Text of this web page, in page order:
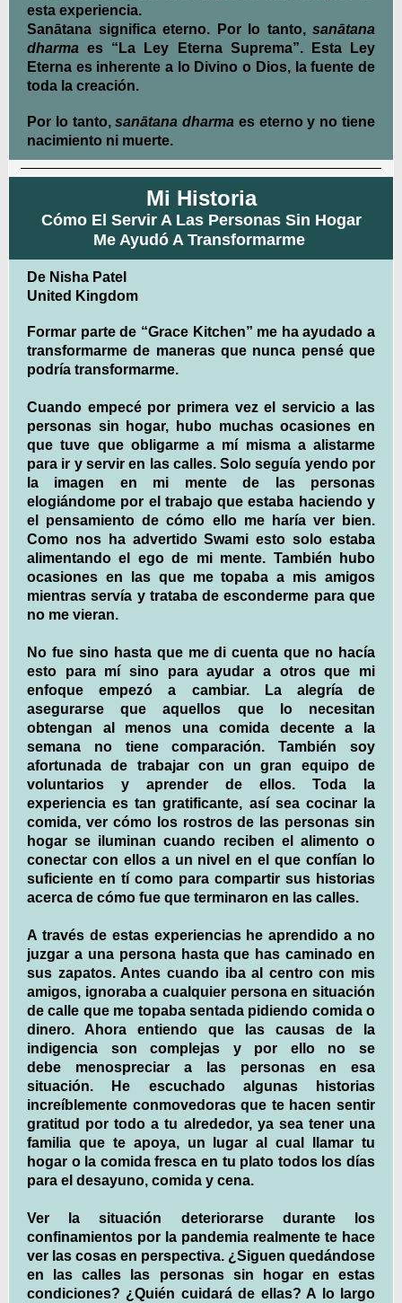
esta experiencia.
Sanātana significa eterno. Por lo tanto, sanātana
dharma es “La Ley Eterna Suprema”. Esta Ley
Eterna es inherente a lo Divino o Dios, la fuente de
toda la creación.
Por lo tanto,sanātana dharma es eterno y no tiene
nacimiento ni muerte.
Mi Historia
Cómo El Servir A Las Personas Sin Hogar
Me Ayudó A Transformarme
De Nisha Patel
United Kingdom
Formar parte de “Grace Kitchen” me ha ayudado a
transformarme de maneras que nunca pensé que
podría transformarme.
Cuando empecé por primera vez el servicio a las
personas sin hogar, hubo muchas ocasiones en
que tuve que obligarme a mí misma a alistarme
para ir y servir en las calles. Solo seguía yendo por
la imagen en mi mente de las personas
elogiándome por el trabajo que estaba haciendo y
el pensamiento de cómo ello me haría ver bien.
Como nos ha advertido Swami esto solo estaba
alimentando el ego de mi mente. También hubo
ocasiones en las que me topaba a mis amigos
mientras servía y trataba de esconderme para que
no me vieran.
No fue sino hasta que me di cuenta que no hacía
esto para mí sino para ayudar a otros que mi
enfoque empezó a cambiar. La alegría de
asegurarse que aquellos que lo necesitan
obtengan al menos una comida decente a la
semana no tiene comparación. También soy
afortunada de trabajar con un gran equipo de
voluntarios y aprender de ellos. Toda la
experiencia es tan gratificante, así sea cocinar la
comida, ver cómo los rostros de las personas sin
hogar se iluminan cuando reciben el alimento o
conectar con ellos a un nivel en el que confían lo
suficiente en tí como para compartir sus historias
acerca de cómo fue que terminaron en las calles.
A través de estas experiencias he aprendido a no
juzgar a una persona hasta que has caminado en
sus zapatos. Antes cuando iba al centro con mis
amigos, ignoraba a cualquier persona en situación
de calle que me topaba sentada pidiendo comida o
dinero. Ahora entiendo que las causas de la
indigencia son complejas y por ello no se
debe menospreciar a las personas en esa
situación. He escuchado algunas historias
increíblemente conmovedoras que te hacen sentir
gratitud por todo a tu alrededor, ya sea tener una
familia que te apoya, un lugar al cual llamar tu
hogar o la comida fresca en tu plato todos los días
para el desayuno, comida y cena.
Ver la situación deteriorarse durante los
confinamientos por la pandemia realmente te hace
ver las cosas en perspectiva. ¿Siguen quedándose
en las calles las personas sin hogar en estas
condiciones? ¿Quién cuidará de ellas? A lo largo